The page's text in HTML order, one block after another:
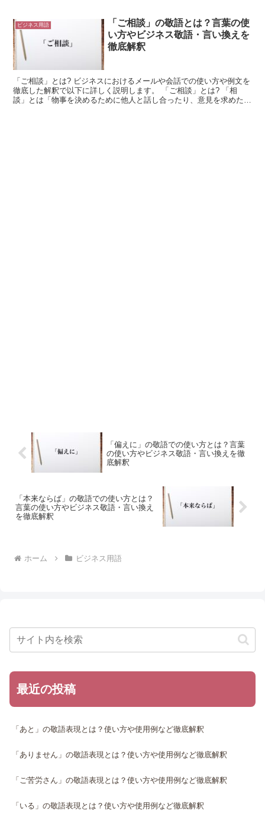
ビジネス用語
「ご相談」の敬語とは？言葉の使
い方やビジネス敬語・言い換えを
徹底解釈
「ご相談」とは? ビジネスにおけるメールや会話での使い方や例文を
徹底した解釈で以下に詳しく説明します。 「ご相談」とは? 「相
談」とは「物事を決めるために他人と話し合ったり、意見を求めたり
「偏えに」の敬語での使い方とは？言葉
の使い方やビジネス敬語・言い換えを徹
底解釈
「本来ならば」の敬語での使い方とは？
言葉の使い方やビジネス敬語・言い換え
を徹底解釈
ホーム ビジネス用語
最近の投稿
「あと」の敬語表現とは？使い方や使用例など徹底解釈
「ありません」の敬語表現とは？使い方や使用例など徹底解釈
「ご苦労さん」の敬語表現とは？使い方や使用例など徹底解釈
「いる」の敬語表現とは？使い方や使用例など徹底解釈